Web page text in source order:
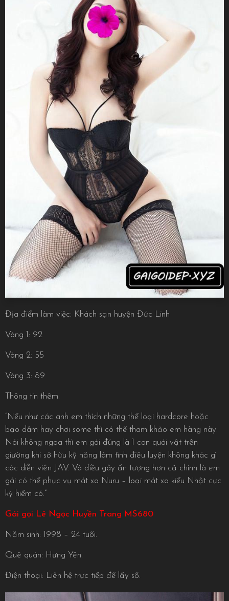
Địa điểm làm việc: Khách sạn huyện Đức Linh
Vòng 1: 92
Vòng 2: 55
Vòng 3: 89
Thông tin thêm:
“Nếu như các anh em thích những thể loại hardcore hoặc
bạo dâm hay chơi some thì có thể tham khảo em hàng này.
Nói không ngoa thì em gái đúng là 1 con quái vật trên
giường khi sở hữu kỹ năng làm tình điêu luyện không khác gì
các diễn viên JAV. Và điều gây ấn tượng hơn cả chính là em
gái có thể phục vụ mát xa Nuru – loại mát xa kiểu Nhật cực
kỳ hiếm có.”
Gái gọi Lê Ngọc Huyền Trang MS680
Năm sinh: 1998 – 24 tuổi.
Quê quán: Hưng Yên.
Điện thoại: Liên hệ trực tiếp để lấy số.